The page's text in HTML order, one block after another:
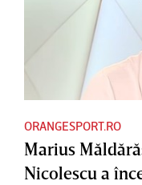
ORANGESPORT.RO
Marius
Nicolescu a